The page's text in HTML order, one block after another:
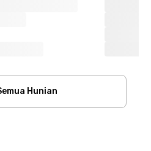
Hunian